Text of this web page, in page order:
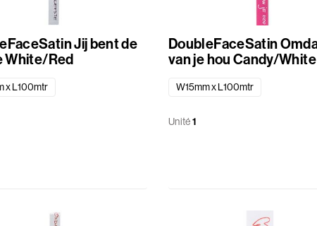
Jij bent de
liefste White/Red
x L100mtr
DoubleFaceSatin Omdat ik
van je hou Candy/White
W15mm x L100mtr
Unité1